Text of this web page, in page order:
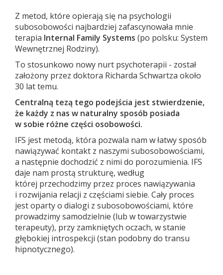
Z metod, które opierają się na psychologii
subosobowości najbardziej zafascynowała mnie
terapia Internal Family Systems (po polsku: System
Wewnętrznej Rodziny).
To stosunkowo nowy nurt psychoterapii - został
założony przez doktora Richarda Schwartza około
30 lat temu.
Centralną tezą tego podejścia jest stwierdzenie,
że każdy z nas w naturalny sposób posiada
w sobie różne części osobowości.
IFS jest metodą, która pozwala nam w łatwy sposób
nawiązywać kontakt z naszymi subosobowościami,
a następnie dochodzić z nimi do porozumienia. IFS
daje nam prostą strukturę, według
której przechodzimy przez proces nawiązywania
i rozwijania relacji z częściami siebie. Cały proces
jest oparty o dialogi z subosobowościami, które
prowadzimy samodzielnie (lub w towarzystwie
terapeuty), przy zamkniętych oczach, w stanie
głębokiej introspekcji (stan podobny do transu
hipnotycznego).